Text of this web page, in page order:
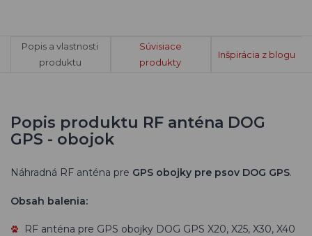
Popis a vlastnosti
produktu
Súvisiace
produkty
Inšpirácia z blogu
Popis produktu RF anténa DOG
GPS - obojok
Náhradná RF anténa pre GPS obojky pre psov DOG GPS.
Obsah balenia:
RF anténa pre GPS obojky DOG GPS X20, X25, X30, X40